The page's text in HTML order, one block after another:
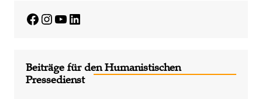
Facebook
Instagram
YouTube
LinkedIn
Beiträge für den Humanistischen
Pressedienst